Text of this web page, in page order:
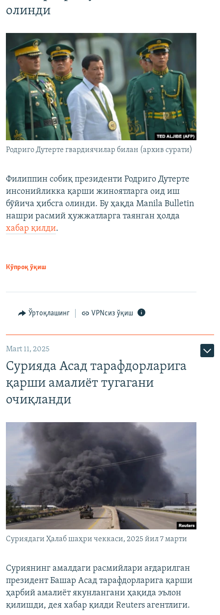
олинди
Родриго Дутерте гвардиячилар билан (архив сурати)
Филиппин собиқ президенти Родриго Дутерте
инсонийликка қарши жиноятларга оид иш
бўйича ҳибсга олинди. Бу ҳақда Manila Bulletin
нашри расмий ҳужжатларга таянган ҳолда
хабар қилди.
Кўпроқ ўқиш
Ўртоқлашинг VPNсиз ўқиш
Mart 11, 2025
Сурияда Асад тарафдорларига
қарши амалиёт тугагани
очиқланди
Суриядаги Ҳалаб шаҳри чеккаси, 2025 йил 7 марти
Суриянинг амалдаги расмийлари ағдарилган
президент Башар Асад тарафдорларига қарши
ҳарбий амалиёт якунлангани ҳақида эълон
қилишди, дея хабар қилди Reuters агентлиги.